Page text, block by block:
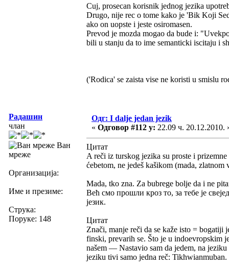
Cuj, prosecan korisnik jednog jezika
Drugo, nije rec o tome kako je 'Bik Koji
ako on uopste i jeste osiromasen.
Prevod je mozda mogao da bude i:
bili u stanju da to ime semanticki iscitaju i
('Rodica' se zaista vise ne koristi u smislu
Радашин
члан
Ван
мреже
Организација:
Име и презиме:
Струка:
Поруке: 148
Одг: I dalje jedan jezik
« Одговор #112 у: 22.09 ч. 20.12.2010.
Цитат
A reči iz turskog jezika su proste i
ćebetom, ne jedeš kašikom (mada,
Mada, tko zna. Za bubrege bolje da i ne
Већ смо прошли кроз то, за тебе је
језик.
Цитат
Znači, manje reči da se kaže isto =
finski, prevarih se. Što je u indoevropskim
našem — Nastavio sam da jedem, na
jeziku tivi samo jedna reč: Tikhwianmuban.